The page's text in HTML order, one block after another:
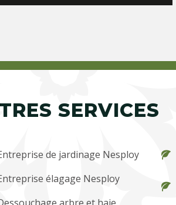
SERVICES
de jardinage Nesploy
élagage Nesploy